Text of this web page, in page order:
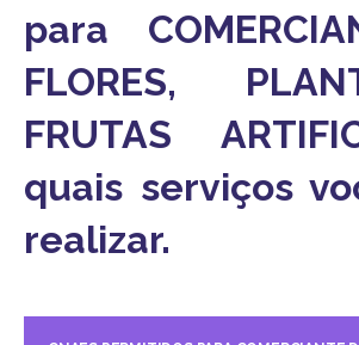
para
FLORES,
FRUTAS
quais serviços
realizar.